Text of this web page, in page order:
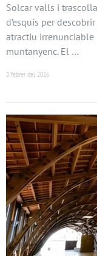
Solcar valls i
d’esquís per
atractiu irrenunciable
muntanyenc. El …
3 febrer del 2026